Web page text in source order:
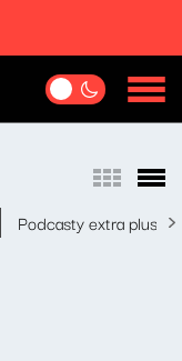
Podcasty extra plus